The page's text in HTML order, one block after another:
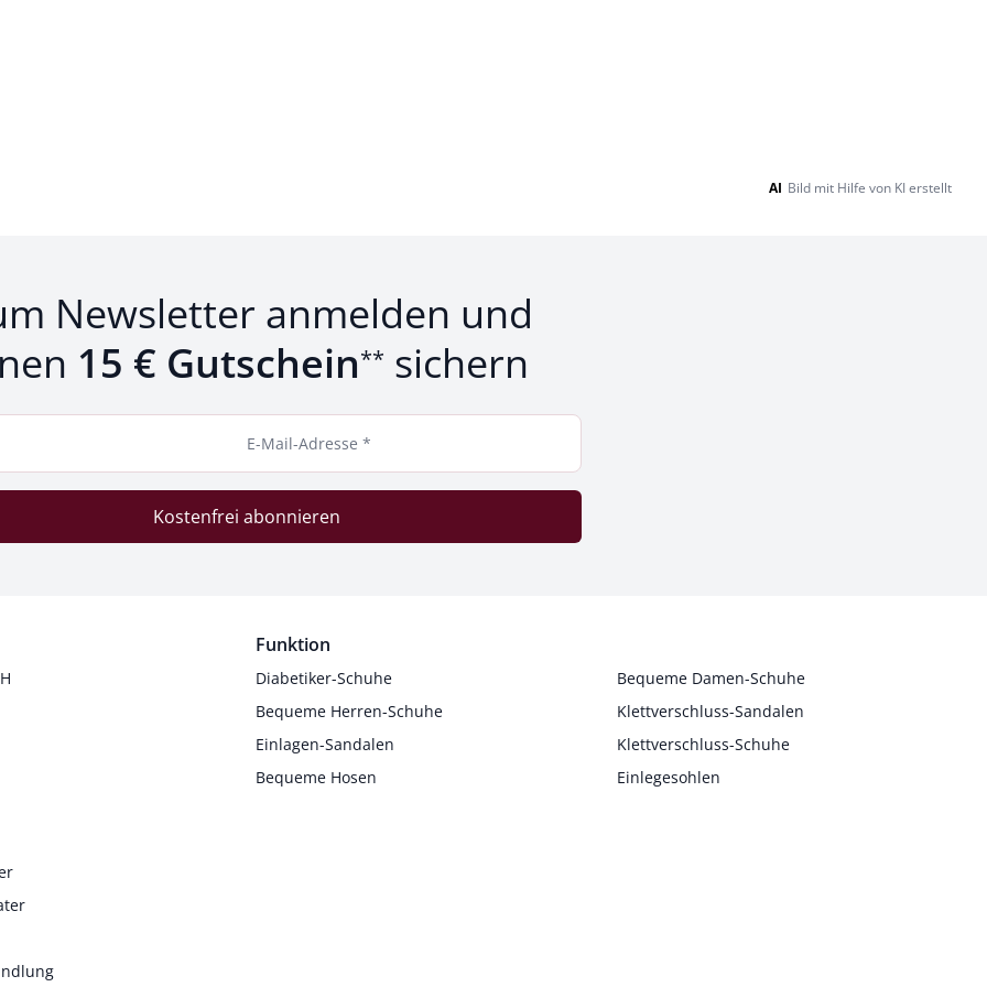
AI Bild mit Hilfe von KI erstellt
Newsletter anmelden und
15 € Gutschein** sichern
E-Mail-Adresse *
Kostenfrei abonnieren
Funktion
Diabetiker-Schuhe
Bequeme Damen-Schuhe
Bequeme Herren-Schuhe
Klettverschluss-Sandalen
Einlagen-Sandalen
Klettverschluss-Schuhe
Bequeme Hosen
Einlegesohlen